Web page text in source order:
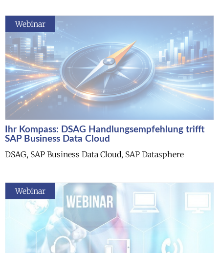
Webinar
Ihr Kompass: DSAG Handlungsempfehlung trifft
SAP Business Data Cloud
DSAG, SAP Business Data Cloud, SAP Datasphere
Webinar